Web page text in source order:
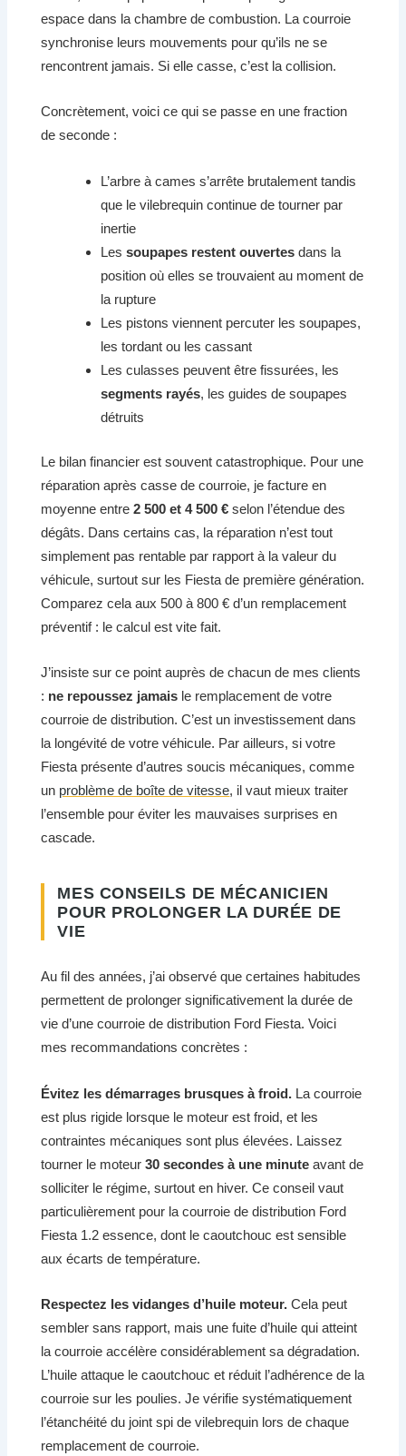
espace dans la chambre de combustion. La courroie
synchronise leurs mouvements pour qu’ils ne se
rencontrent jamais. Si elle casse, c’est la collision.
Concrètement, voici ce qui se passe en une fraction
de seconde :
L’arbre à cames s’arrête brutalement tandis
que le vilebrequin continue de tourner par
inertie
Lessoupapes restent ouvertes dans la
position où elles se trouvaient au moment de
la rupture
Les pistons viennent percuter les soupapes,
les tordant ou les cassant
Les culasses peuvent être fissurées, les
segments rayés, les guides de soupapes
détruits
Le bilan financier est souvent catastrophique. Pour une
réparation après casse de courroie, je facture en
moyenne entre2 500 et 4 500 € selon l’étendue des
dégâts. Dans certains cas, la réparation n’est tout
simplement pas rentable par rapport à la valeur du
véhicule, surtout sur les Fiesta de première génération.
Comparez cela aux 500 à 800 € d’un remplacement
préventif : le calcul est vite fait.
J’insiste sur ce point auprès de chacun de mes clients
: ne repoussez jamais le remplacement de votre
courroie de distribution. C’est un investissement dans
la longévité de votre véhicule. Par ailleurs, si votre
Fiesta présente d’autres soucis mécaniques, comme
un problème de boîte de vitesse, il vaut mieux traiter
l’ensemble pour éviter les mauvaises surprises en
cascade.
MES CONSEILS DE MÉCANICIEN
POUR PROLONGER LA DURÉE DE
VIE
Au fil des années, j’ai observé que certaines habitudes
permettent de prolonger significativement la durée de
vie d’une courroie de distribution Ford Fiesta. Voici
mes recommandations concrètes :
Évitez les démarrages brusques à froid. La courroie
est plus rigide lorsque le moteur est froid, et les
contraintes mécaniques sont plus élevées. Laissez
tourner le moteur30 secondes à une minute avant de
solliciter le régime, surtout en hiver. Ce conseil vaut
particulièrement pour la courroie de distribution Ford
Fiesta 1.2 essence, dont le caoutchouc est sensible
aux écarts de température.
Respectez les vidanges d’huile moteur. Cela peut
sembler sans rapport, mais une fuite d’huile qui atteint
la courroie accélère considérablement sa dégradation.
L’huile attaque le caoutchouc et réduit l’adhérence de la
courroie sur les poulies. Je vérifie systématiquement
l’étanchéité du joint spi de vilebrequin lors de chaque
remplacement de courroie.